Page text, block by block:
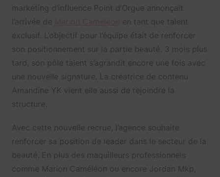
marketing d’influence Point d’Orgue annonçait
l’arrivée de
en tant que talent
exclusif. L’objectif pour l’équipe était de renforcer
son positionnement sur la partie beauté. 3 mois plus
tard, son pôle talent s’agrandit encore une fois avec
une nouvelle signature. La créatrice de contenu
Amandine YK vient elle aussi de rejoindre la
structure.
Avec cette nouvelle recrue, l’agence souhaite
renforcer sa position de leader dans le secteur de la
beauté. En plus des maquilleurs professionnels
comme Marion Caméléon ou encore Jordan Mkp,